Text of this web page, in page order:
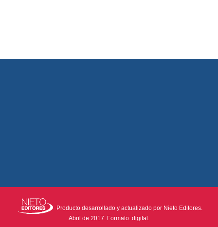
Producto desarrollado y actualizado por Nieto Editores.
Abril de 2017. Formato: digital.